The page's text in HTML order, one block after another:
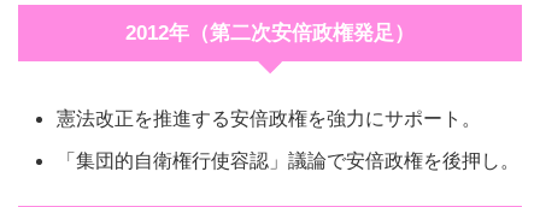
2012年（第二次安倍政権発足）
憲法改正を推進する安倍政権を強力にサポート。
「集団的自衛権行使容認」議論で安倍政権を後押し。